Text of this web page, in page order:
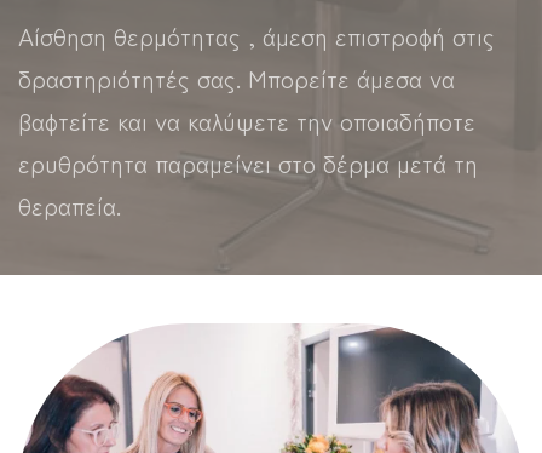
Αίσθηση θερμότητας , άμεση επιστροφή στις
δραστηριότητές σας. Μπορείτε άμεσα να
βαφτείτε και να καλύψετε την οποιαδήποτε
ερυθρότητα παραμείνει στο δέρμα μετά τη
θεραπεία.